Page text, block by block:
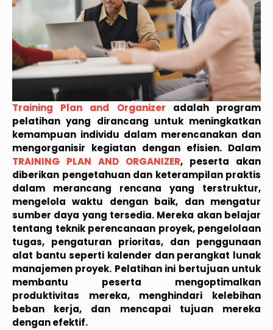
Training Plan and Organizer adalah program
pelatihan yang dirancang untuk meningkatkan
kemampuan individu dalam merencanakan dan
mengorganisir kegiatan dengan efisien. Dalam
TRAINING PLAN AND ORGANIZER, peserta akan
diberikan pengetahuan dan keterampilan praktis
dalam merancang rencana yang terstruktur,
mengelola waktu dengan baik, dan mengatur
sumber daya yang tersedia. Mereka akan belajar
tentang teknik perencanaan proyek, pengelolaan
tugas, pengaturan prioritas, dan penggunaan
alat bantu seperti kalender dan perangkat lunak
manajemen proyek. Pelatihan ini bertujuan untuk
membantu peserta mengoptimalkan
produktivitas mereka, menghindari kelebihan
beban kerja, dan mencapai tujuan mereka
dengan efektif.